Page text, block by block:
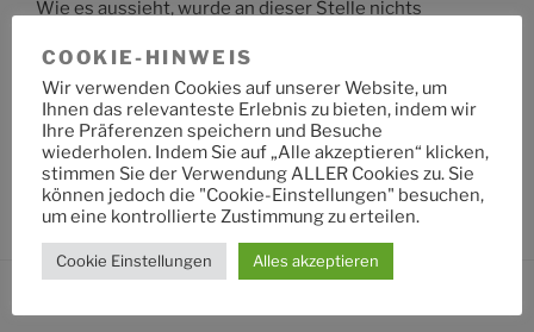
Wie es aussieht, wurde an dieser Stelle nichts
Suche
nach:
COOKIE-HINWEIS
Wir verwenden Cookies auf unserer Website, um
Ihnen das relevanteste Erlebnis zu bieten, indem wir
Ihre Präferenzen speichern und Besuche
wiederholen. Indem Sie auf „Alle akzeptieren“ klicken,
stimmen Sie der Verwendung ALLER Cookies zu. Sie
können jedoch die "Cookie-Einstellungen" besuchen,
um eine kontrollierte Zustimmung zu erteilen.
Cookie Einstellungen Alles akzeptieren